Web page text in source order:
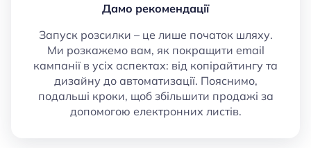
Дамо рекомендації
Запуск розсилки – це лише початок шляху.
Ми розкажемо вам, як покращити email
кампанії в усіх аспектах: від копірайтингу та
дизайну до автоматизації. Пояснимо,
подальші кроки, щоб збільшити продажі за
допомогою електронних листів.